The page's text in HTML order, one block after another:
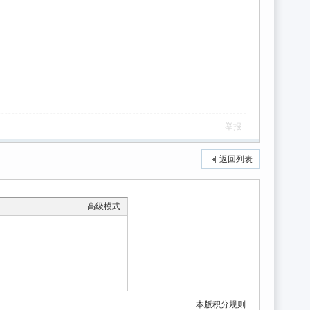
举报
返回列表
高级模式
本版积分规则